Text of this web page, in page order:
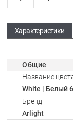
Характеристики
Общие
Название
White | Белый
Бренд
Arlight